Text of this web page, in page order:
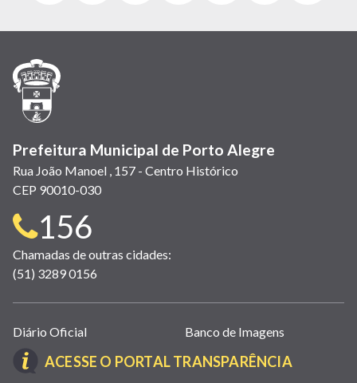
em
janela)
em
em
(link
em
em
em
Prefeitura Municipal de Porto Alegre
Rua João Manoel , 157 - Centro Histórico
CEP 90010-030
Telefone
para
contato:
156
Chamadas de outras cidades:
(51) 3289 0156
Links
úteis
(abrem
Diário Oficial Banco de Imagens
ACESSE O PORTAL TRANSPARÊNCIA(LINK